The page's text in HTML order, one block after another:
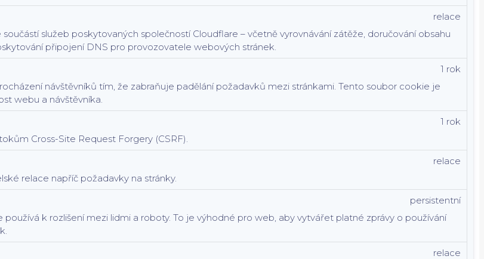
služeb poskytovaných společností Cloudflare – včetně vyrovnávání zátěže, doručování obsahu
připojení DNS pro provozovatele webových stránek.
relace
návštěvníků tím, že zabraňuje padělání požadavků mezi stránkami. Tento soubor cookie je
webu a návštěvníka.
1 rok
Cross-Site Request Forgery (CSRF).
1 rok
relace napříč požadavky na stránky.
relace
k rozlišení mezi lidmi a roboty. To je výhodné pro web, aby vytvářet platné zprávy o používání
persistentní
relace